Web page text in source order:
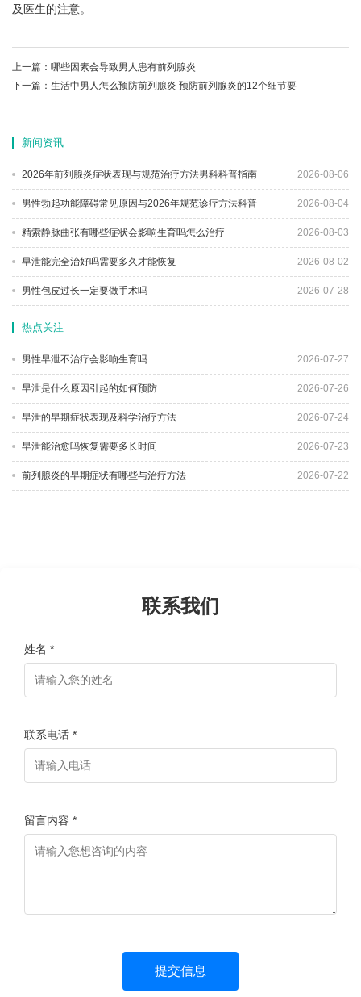
及医生的注意。
上一篇： 哪些因素会导致男人患有前列腺炎
下一篇： 生活中男人怎么预防前列腺炎 预防前列腺炎的12个细节要
新闻资讯
2026年前列腺炎症状表现与规范治疗方法男科科普指南 2026-08-06
男性勃起功能障碍常见原因与2026年规范诊疗方法科普 2026-08-04
精索静脉曲张有哪些症状会影响生育吗怎么治疗 2026-08-03
早泄能完全治好吗需要多久才能恢复 2026-08-02
男性包皮过长一定要做手术吗 2026-07-28
热点关注
男性早泄不治疗会影响生育吗 2026-07-27
早泄是什么原因引起的如何预防 2026-07-26
早泄的早期症状表现及科学治疗方法 2026-07-24
早泄能治愈吗恢复需要多长时间 2026-07-23
前列腺炎的早期症状有哪些与治疗方法 2026-07-22
联系我们
姓名 *
联系电话 *
留言内容 *
提交信息